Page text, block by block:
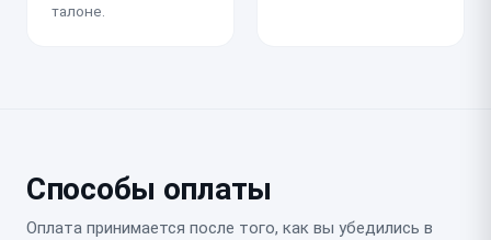
талоне.
Способы оплаты
Оплата принимается после того, как вы убедились в